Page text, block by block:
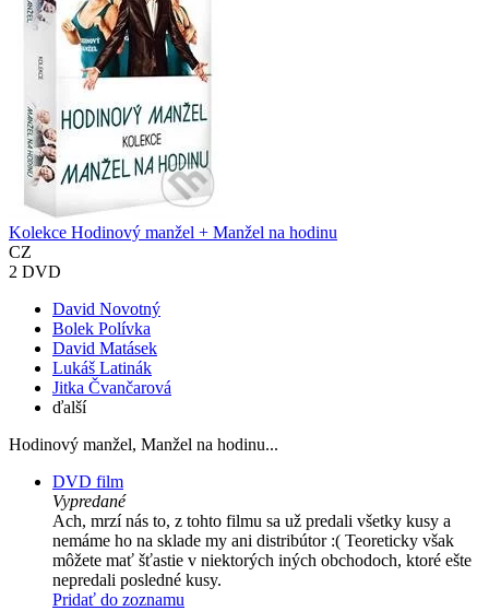
Kolekce Hodinový manžel + Manžel na hodinu
CZ
2 DVD
David Novotný
Bolek Polívka
David Matásek
Lukáš Latinák
Jitka Čvančarová
ďalší
Hodinový manžel, Manžel na hodinu...
DVD film
Vypredané
Ach, mrzí nás to, z tohto filmu sa už predali všetky kusy a
nemáme ho na sklade my ani distribútor :( Teoreticky však
môžete mať šťastie v niektorých iných obchodoch, ktoré ešte
nepredali posledné kusy.
Pridať do zoznamu